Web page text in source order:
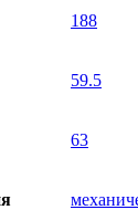
188
59.5
63